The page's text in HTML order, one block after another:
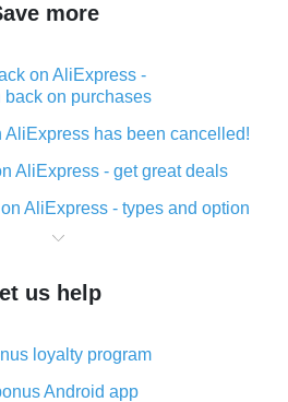
more
on AliExpress -
back on purchases
AliExpress has been cancelled!
AliExpress - get great deals
AliExpress - types and option
when making purchases on
cash back for AliExpress
cash back plugin and what are
advantages
us help
loyalty program
Android app